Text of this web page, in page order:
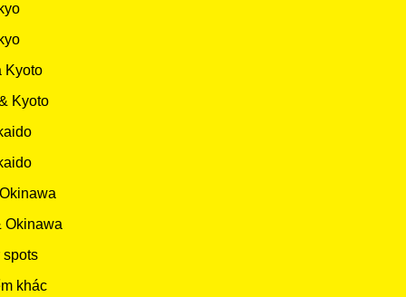
Kyoto
Kyoto
Okinawa
spots
khác